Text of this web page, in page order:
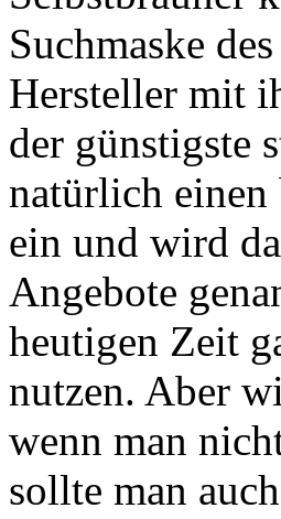
Suchmaske
Hersteller mit
der günstigste
natürlich einen
ein und wird
Angebote
heutigen Zeit
nutzen. Aber
wenn man
sollte man